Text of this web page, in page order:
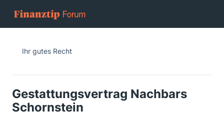
Ihr gutes Recht
Gestattungsvertrag Nachbars
Schornstein